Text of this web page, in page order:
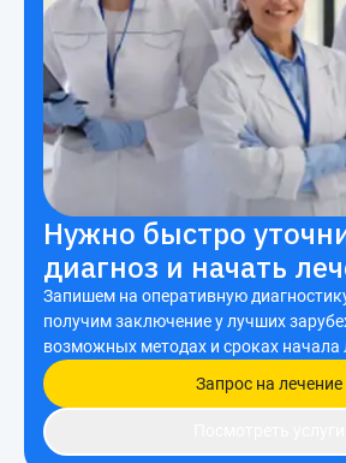
Нужно быстро
диагноз и начать
Запишем на оперативную
получим заключение у лучших
возможных методах и сроках начала
Запрос на лечение